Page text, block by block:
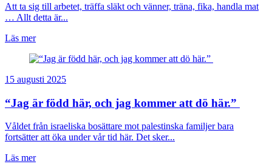
Att ta sig till arbetet, träffa släkt och vänner, träna, fika, handla mat
… Allt detta är...
Läs mer
15 augusti 2025
“Jag är född här, och jag kommer att dö här.”
Våldet från israeliska bosättare mot palestinska familjer bara
fortsätter att öka under vår tid här. Det sker...
Läs mer